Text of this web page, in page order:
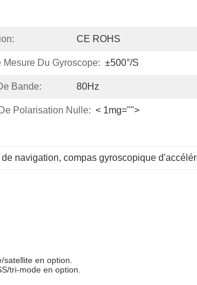
CE ROHS
Mesure Du Gyroscope: ±500°/s
Bande: 80Hz
Polarisation Nulle: < 1mg="">
navigation, compas gyroscopique
en option.
tri-mode en option.